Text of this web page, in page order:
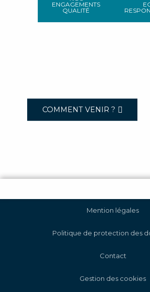
ENGAGEMENTS
QUALITÉ
COMMENT VENIR ?
Mention légales
Politique de protection des
Contact
Gestion des cookies